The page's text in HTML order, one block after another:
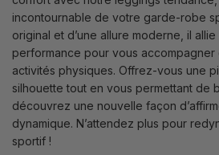
incontournable de votre garde-robe
original et d’une allure moderne, il
performance pour vous accompagner
activités physiques. Offrez-vous une
silhouette tout en vous permettant de
découvrez une nouvelle façon
dynamique. N’attendez plus pour
sportif !